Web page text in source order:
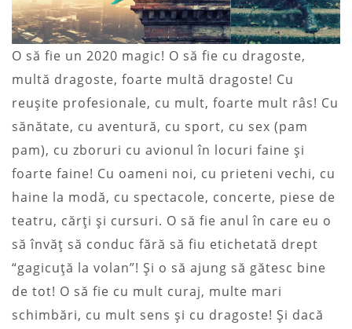
O să fie un 2020 magic! O să fie cu dragoste,
multă dragoste, foarte multă dragoste! Cu
reușite profesionale, cu mult, foarte mult râs! Cu
sănătate, cu aventură, cu sport, cu sex (pam
pam), cu zboruri cu avionul în locuri faine și
foarte faine! Cu oameni noi, cu prieteni vechi, cu
haine la modă, cu spectacole, concerte, piese de
teatru, cărți și cursuri. O să fie anul în care eu o
să învăț să conduc fără să fiu etichetată drept
“gagicuță la volan”! Și o să ajung să gătesc bine
de tot! O să fie cu mult curaj, multe mari
schimbări, cu mult sens și cu dragoste! Și dacă